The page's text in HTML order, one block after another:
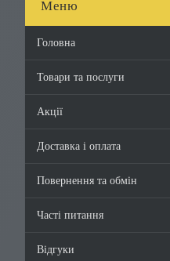
Головна
Товари та послуги
Акції
Доставка і оплата
Повернення та обмін
Часті питання
Відгуки